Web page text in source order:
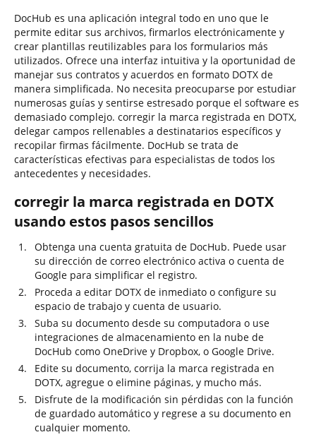
DocHub es una aplicación integral todo en uno que le
permite editar sus archivos, firmarlos electrónicamente y
crear plantillas reutilizables para los formularios más
utilizados. Ofrece una interfaz intuitiva y la oportunidad de
manejar sus contratos y acuerdos en formato DOTX de
manera simplificada. No necesita preocuparse por estudiar
numerosas guías y sentirse estresado porque el software es
demasiado complejo. corregir la marca registrada en DOTX,
delegar campos rellenables a destinatarios específicos y
recopilar firmas fácilmente. DocHub se trata de
características efectivas para especialistas de todos los
antecedentes y necesidades.
corregir la marca registrada en DOTX
usando estos pasos sencillos
Obtenga una cuenta gratuita de DocHub. Puede usar
su dirección de correo electrónico activa o cuenta de
Google para simplificar el registro.
Proceda a editar DOTX de inmediato o configure su
espacio de trabajo y cuenta de usuario.
Suba su documento desde su computadora o use
integraciones de almacenamiento en la nube de
DocHub como OneDrive y Dropbox, o Google Drive.
Edite su documento, corrija la marca registrada en
DOTX, agregue o elimine páginas, y mucho más.
Disfrute de la modificación sin pérdidas con la función
de guardado automático y regrese a su documento en
cualquier momento.